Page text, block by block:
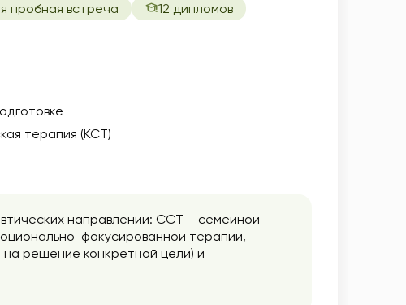
пробная встреча
12 дипломов
терапия (КСТ)
направлений: ССТ – семейной
фокусированной терапии,
решение конкретной цели) и
проработать ее, найти ресурс и